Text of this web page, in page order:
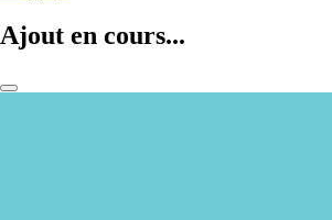
Ajout en cours...